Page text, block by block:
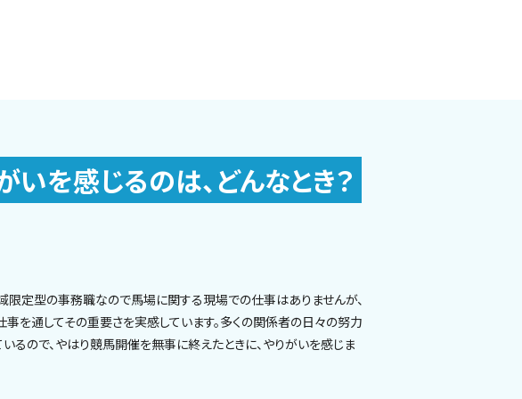
いを感じるのは、どんなとき？
限定型の事務職なので馬場に関する現場での仕事はありませんが、
事を通してその重要さを実感しています。多くの関係者の日々の努力
いるので、やはり競馬開催を無事に終えたときに、やりがいを感じま